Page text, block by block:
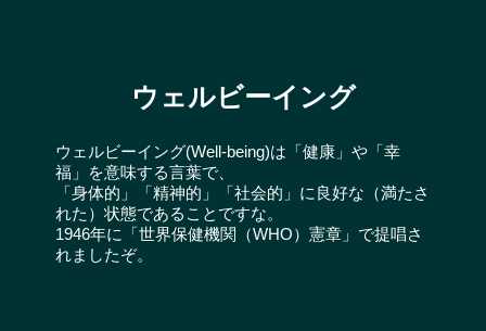
ウェルビーイング
ウェルビーイング(Well-being)は「健康」や「幸
福」を意味する言葉で、
「身体的」「精神的」「社会的」に良好な（満たさ
れた）状態であることですな。
1946年に「世界保健機関（WHO）憲章」で提唱さ
れましたぞ。